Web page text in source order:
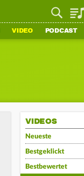
VIDEO PODCAST
VIDEOS
Neueste
Bestgeklickt
Bestbewertet